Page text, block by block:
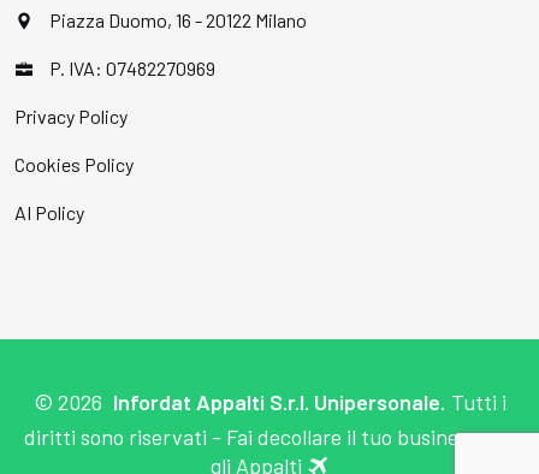
Piazza Duomo, 16 - 20122 Milano
P. IVA: 07482270969
Privacy Policy
Cookies Policy
AI Policy
© 2026 Infordat Appalti S.r.l. Unipersonale. Tutti i
diritti sono riservati - Fai decollare il tuo business con
gli Appalti